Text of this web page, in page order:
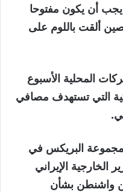
يجب أن يكون مفتوحا
ألقت باللوم على
المحلية الأسبوع
التي تستهدف مصافي
مجموعة البريكس في
أقر وزير الخارجية الإيراني
واشنطن بشأن